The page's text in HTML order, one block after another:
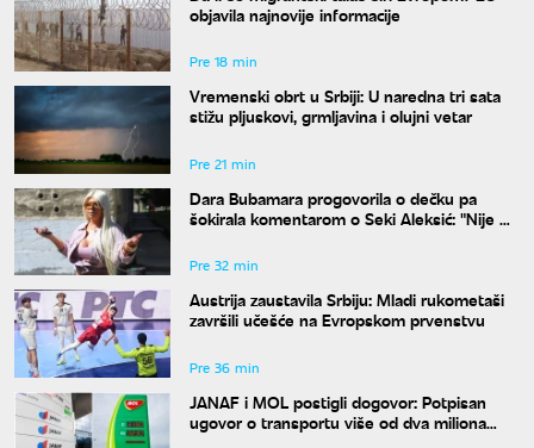
objavila najnovije informacije
Pre 18 min
Vremenski obrt u Srbiji: U naredna tri sata
stižu pljuskovi, grmljavina i olujni vetar
Pre 21 min
Dara Bubamara progovorila o dečku pa
šokirala komentarom o Seki Aleksić: "Nije mi
Pre 32 min
Austrija zaustavila Srbiju: Mladi rukometaši
završili učešće na Evropskom prvenstvu
Pre 36 min
JANAF i MOL postigli dogovor: Potpisan
ugovor o transportu više od dva miliona